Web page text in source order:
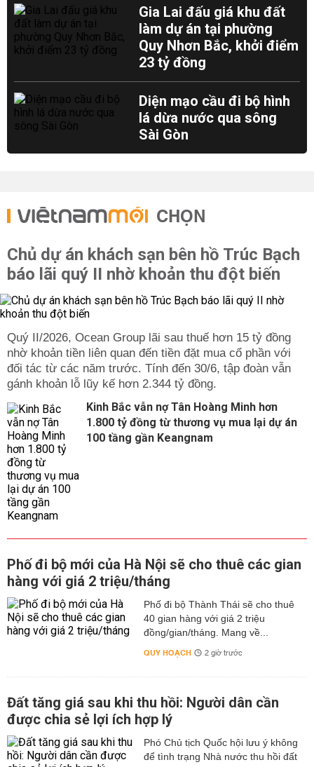
Gia Lai đấu giá khu đất
làm dự án tại phường
Quy Nhơn Bắc, khởi điểm
23 tỷ đồng
Diện mạo cầu đi bộ hình
lá dừa nước qua sông
Sài Gòn
CHỌN
Chủ dự án khách sạn bên hồ Trúc Bạch
báo lãi quý II nhờ khoản thu đột biến
Quý II/2026, Ocean Group lãi sau thuế hơn 15 tỷ đồng
nhờ khoản tiền liên quan đến tiền đặt mua cổ phần với
đối tác từ các năm trước. Tính đến 30/6, tập đoàn vẫn
gánh khoản lỗ lũy kế hơn 2.344 tỷ đồng.
Kinh Bắc vẫn nợ Tân Hoàng Minh hơn
1.800 tỷ đồng từ thương vụ mua lại dự án
100 tầng gần Keangnam
Phố đi bộ mới của Hà Nội sẽ cho thuê các gian
hàng với giá 2 triệu/tháng
Phố đi bộ Thành Thái sẽ cho thuê
40 gian hàng với giá 2 triệu
đồng/gian/tháng. Mang về...
QUY HOẠCH 2 giờ trước
Đất tăng giá sau khi thu hồi: Người dân cần
được chia sẻ lợi ích hợp lý
Phó Chủ tịch Quốc hội lưu ý không
để tình trạng Nhà nước thu hồi đất